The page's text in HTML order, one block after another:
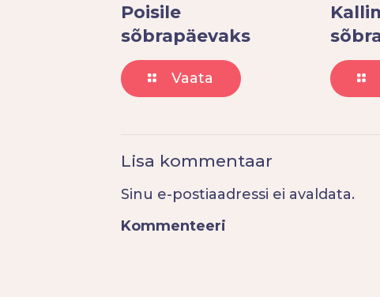
Poisile
sõbrapäevaks
Vaata
Lisa kommentaar
Sinu e-postiaadressi ei avaldata.
Kommenteeri